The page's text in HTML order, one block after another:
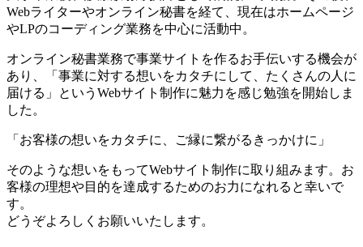
Webライターやオンライン秘書を経て、現在はホームページ
やLPのコーディング業務を中心に活動中。
オンライン秘書業務で事業サイトを作るお手伝いする機会が
あり、「事業に対する想いをカタチにして、たくさんの人に
届ける」というWebサイト制作に魅力を感じ勉強を開始しま
した。
「お客様の想いをカタチに、ご縁に繋がるきっかけに」
そのような想いをもってWebサイト制作に取り組みます。お
客様の理想や目的を達成するためのお力になれると幸いで
す。
どうぞよろしくお願いいたします。